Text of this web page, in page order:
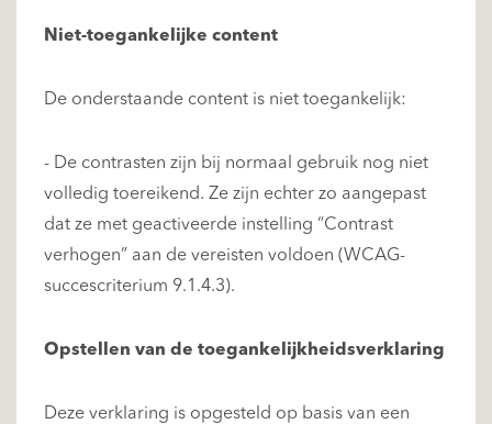
Niet-toegankelijke content
De onderstaande content is niet toegankelijk:
- De contrasten zijn bij normaal gebruik nog niet
volledig toereikend. Ze zijn echter zo aangepast
dat ze met geactiveerde instelling “Contrast
verhogen” aan de vereisten voldoen (WCAG-
succescriterium 9.1.4.3).
Opstellen van de toegankelijkheidsverklaring
Deze verklaring is opgesteld op basis van een